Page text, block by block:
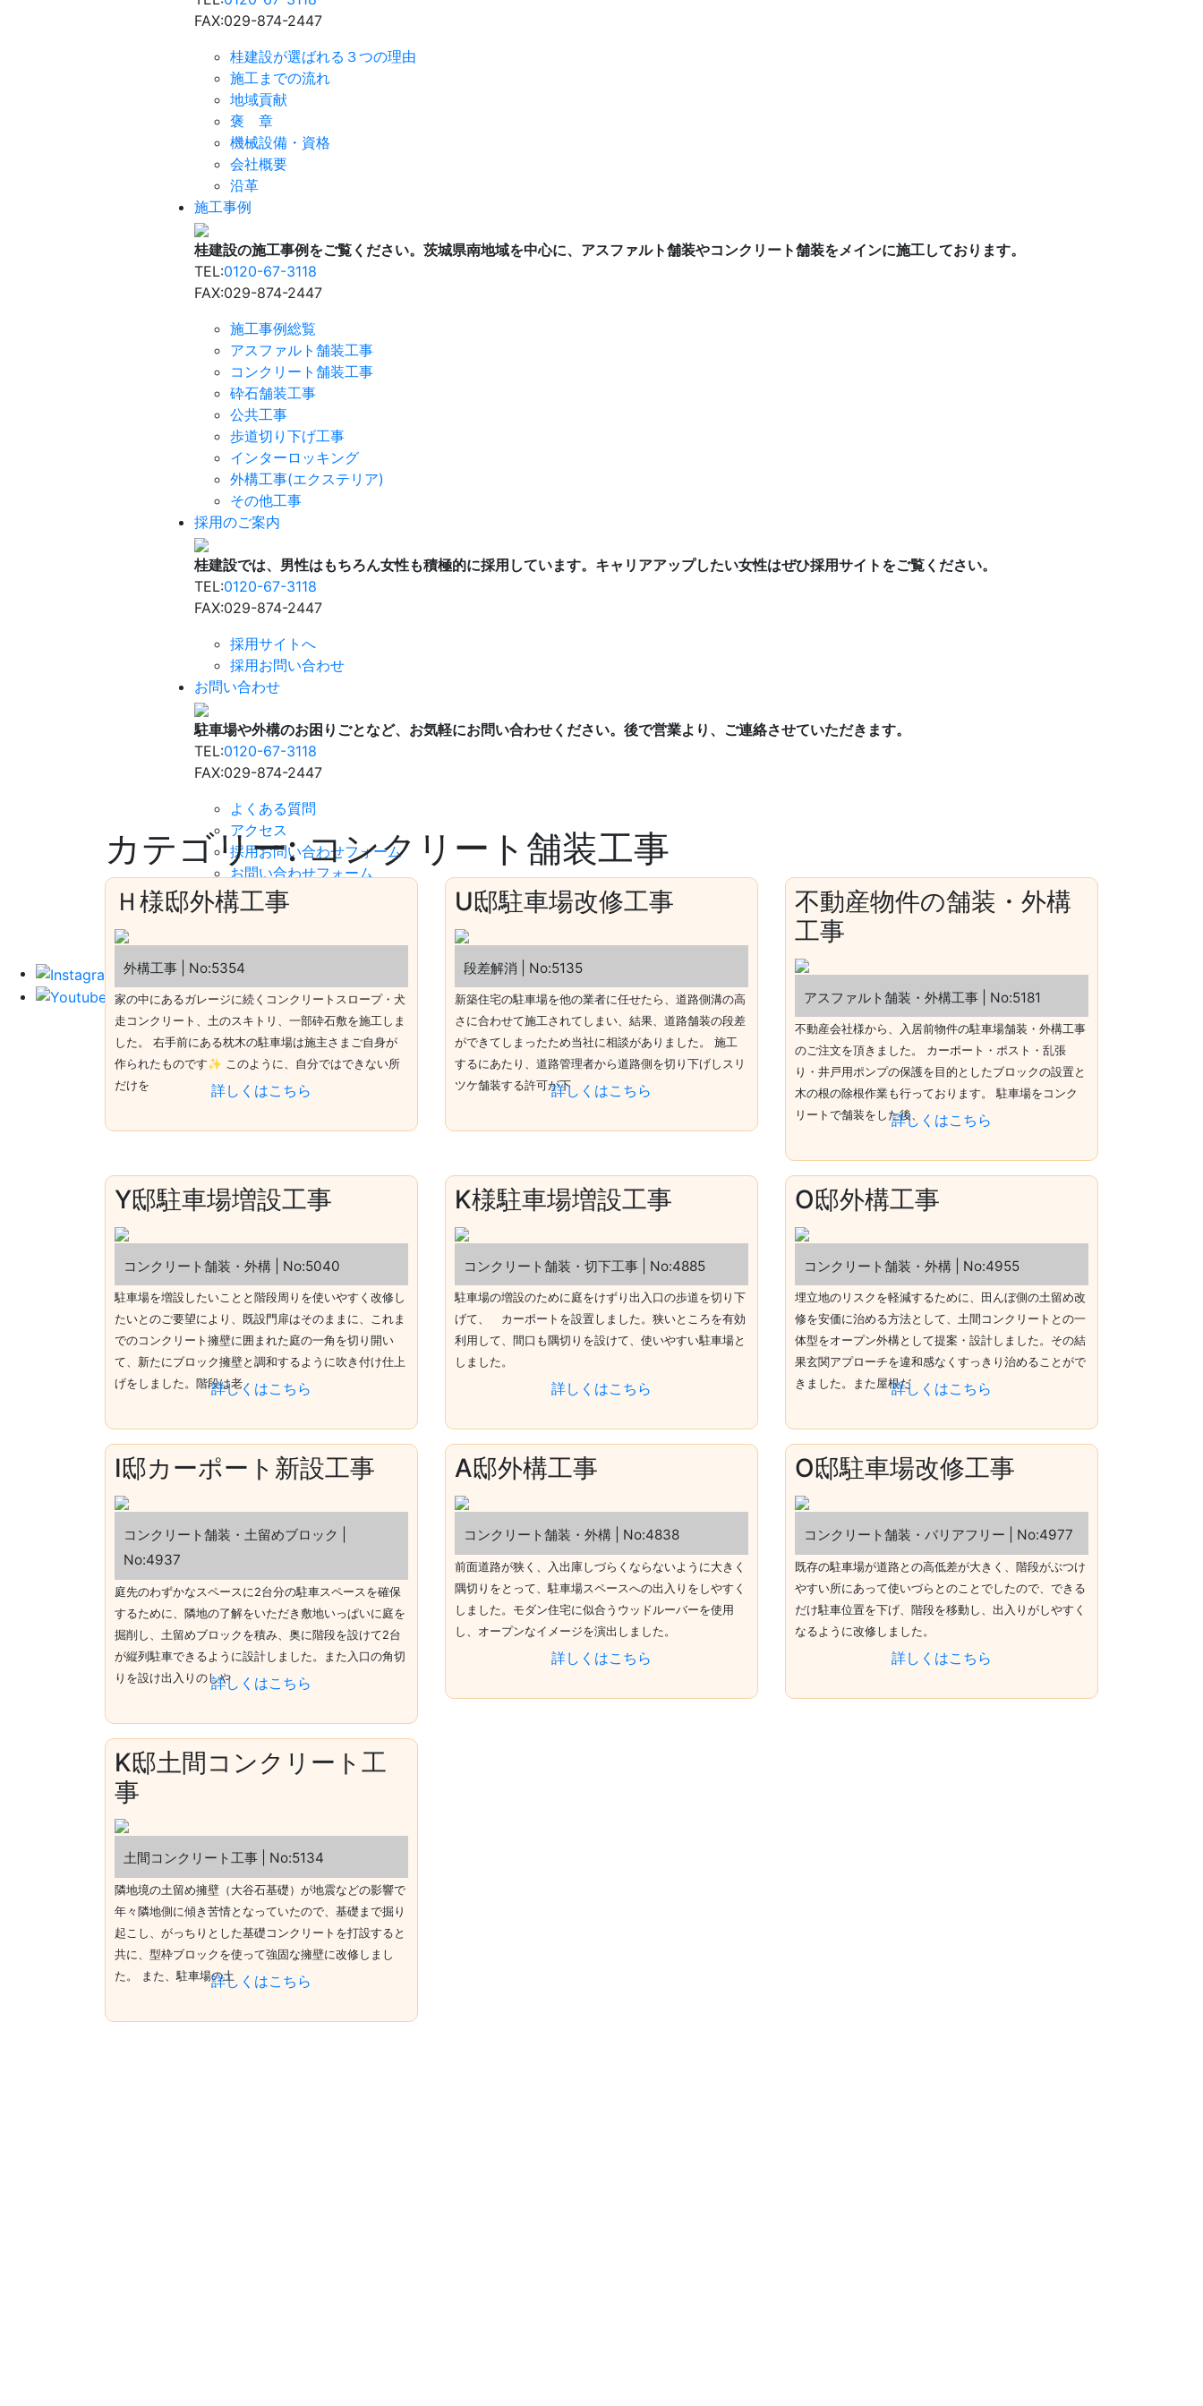
FAX:029-874-2447
桂建設が選ばれる３つの理由
施工までの流れ
地域貢献
褒 章
機械設備・資格
会社概要
沿革
施工事例
桂建設の施工事例をご覧ください。茨城県南地域を中心に、アスファルト舗装やコンクリート舗装をメインに施工しております。
TEL:0120-67-3118
FAX:029-874-2447
施工事例総覧
アスファルト舗装工事
コンクリート舗装工事
砕石舗装工事
公共工事
歩道切り下げ工事
インターロッキング
外構工事(エクステリア)
その他工事
採用のご案内
桂建設では、男性はもちろん女性も積極的に採用しています。キャリアアップしたい女性はぜひ採用サイトをご覧ください。
TEL:0120-67-3118
FAX:029-874-2447
採用サイトへ
採用お問い合わせ
お問い合わせ
駐車場や外構のお困りごとなど、お気軽にお問い合わせください。後で営業より、ご連絡させていただきます。
TEL:0120-67-3118
FAX:029-874-2447
よくある質問
アクセス
採用お問い合わせフォーム
お問い合わせフォーム
桂建設株式会社
〒300-1217 茨城県牛久市さくら台1-18-4
カテゴリー:コンクリート舗装工事
Ｈ様邸外構工事
外構工事 | No:5354
家の中にあるガレージに続くコンクリートスロープ・犬
走コンクリート、土のスキトリ、一部砕石敷を施工しま
した。 右手前にある枕木の駐車場は施主さまご自身が
作られたものです✨ このように、自分ではできない所
だけを
詳しくはこちら
U邸駐車場改修工事
段差解消 | No:5135
新築住宅の駐車場を他の業者に任せたら、道路側溝の高
さに合わせて施工されてしまい、結果、道路舗装の段差
ができてしまったため当社に相談がありました。 施工
するにあたり、道路管理者から道路側を切り下げしスリ
ツケ舗装する許可が下詳しくはこちら
不動産物件の舗装・外構
工事
アスファルト舗装・外構工事 | No:5181
不動産会社様から、入居前物件の駐車場舗装・外構工事
のご注文を頂きました。 カーポート・ポスト・乱張
り・井戸用ポンプの保護を目的としたブロックの設置と
木の根の除根作業も行っております。 駐車場をコンク
リートで舗装をした後、詳しくはこちら
Y邸駐車場増設工事
コンクリート舗装・外構 | No:5040
駐車場を増設したいことと階段周りを使いやすく改修し
たいとのご要望により、既設門扉はそのままに、これま
でのコンクリート擁壁に囲まれた庭の一角を切り開い
て、新たにブロック擁壁と調和するように吹き付け仕上
げをしました。階段は老詳しくはこちら
K様駐車場増設工事
コンクリート舗装・切下工事 | No:4885
駐車場の増設のために庭をけずり出入口の歩道を切り下
げて、 カーポートを設置しました。狭いところを有効
利用して、間口も隅切りを設けて、使いやすい駐車場と
しました。
詳しくはこちら
O邸外構工事
コンクリート舗装・外構 | No:4955
埋立地のリスクを軽減するために、田んぼ側の土留め改
修を安価に治める方法として、土間コンクリートとの一
体型をオープン外構として提案・設計しました。その結
果玄関アプローチを違和感なくすっきり治めることがで
きました。また屋根だ詳しくはこちら
I邸カーポート新設工事
コンクリート舗装・土留めブロック |
No:4937
庭先のわずかなスペースに2台分の駐車スペースを確保
するために、隣地の了解をいただき敷地いっぱいに庭を
掘削し、土留めブロックを積み、奥に階段を設けて2台
が縦列駐車できるように設計しました。また入口の角切
りを設け出入りのしや詳しくはこちら
A邸外構工事
コンクリート舗装・外構 | No:4838
前面道路が狭く、入出庫しづらくならないように大きく
隅切りをとって、駐車場スペースへの出入りをしやすく
しました。モダン住宅に似合うウッドルーバーを使用
し、オープンなイメージを演出しました。
詳しくはこちら
O邸駐車場改修工事
コンクリート舗装・バリアフリー | No:4977
既存の駐車場が道路との高低差が大きく、階段がぶつけ
やすい所にあって使いづらとのことでしたので、できる
だけ駐車位置を下げ、階段を移動し、出入りがしやすく
なるように改修しました。
詳しくはこちら
K邸土間コンクリート工
事
土間コンクリート工事 | No:5134
隣地境の土留め擁壁（大谷石基礎）が地震などの影響で
年々隣地側に傾き苦情となっていたので、基礎まで掘り
起こし、がっちりとした基礎コンクリートを打設すると
共に、型枠ブロックを使って強固な擁壁に改修しまし
た。 また、駐車場の土詳しくはこちら